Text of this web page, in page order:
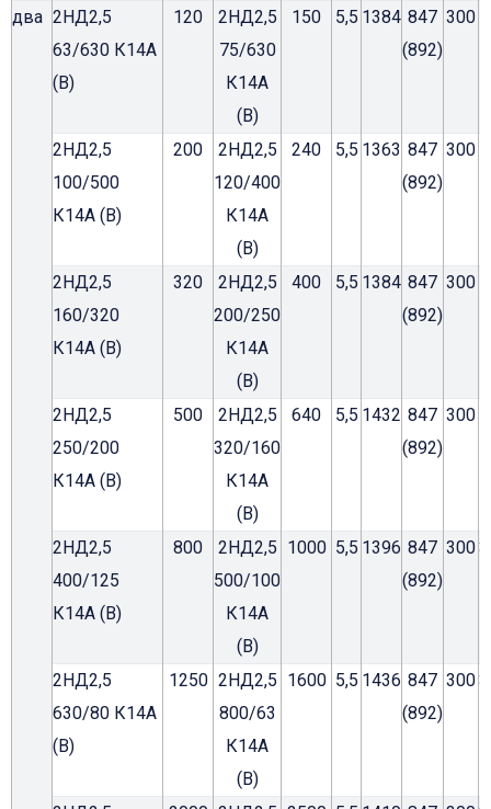
два 2НД2,5
63/630 К14А
(В)
120
2НД2,5
75/630
К14А
(В)
150 5,5 1384 847
(892)
300
2НД2,5
100/500
К14А (В)
200
2НД2,5
120/400
К14А
(В)
240 5,5 1363 847
(892)
300
2НД2,5
160/320
К14А (В)
320
2НД2,5
200/250
К14А
(В)
400 5,5 1384 847
(892)
300
2НД2,5
250/200
К14А (В)
500
2НД2,5
320/160
К14А
(В)
640 5,5 1432 847
(892)
300
2НД2,5
400/125
К14А (В)
800
2НД2,5
500/100
К14А
(В)
1000 5,5 1396 847
(892)
300
2НД2,5
630/80 К14А
(В)
1250 2НД2,5
800/63
К14А
(В)
1600 5,5 1436 847
(892)
300